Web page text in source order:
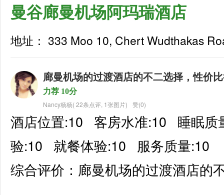
曼谷廊曼机场阿玛瑞酒店
地址： 333 Moo 10, Chert Wudthakas
廊曼机场的过渡酒店的不二选择，性价
力荐 10分
Nancy杨杨(22条点评 1张图片) 赞(0)
酒店位置:10 客房水准:10
睡眠质
验:10 就餐体验:10
服务质量:10
综合评价：廊曼机场的过渡酒店的